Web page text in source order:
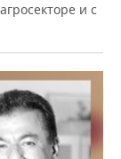
и с